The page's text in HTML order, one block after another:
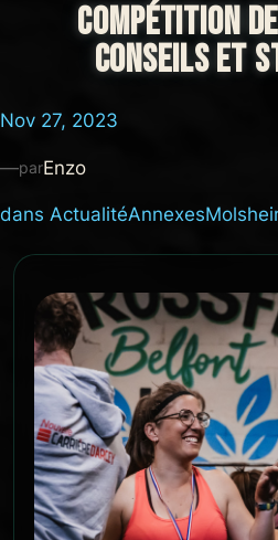
COMPÉTITION
CONSEILS ET
Nov 27, 2023
—parEnzo
dans ActualitéAnnexes